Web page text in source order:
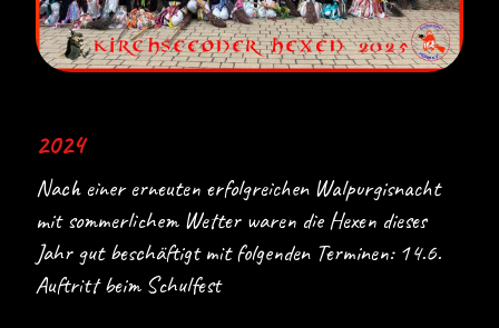
2024
Nach einer erneuten erfolgreichen Walpurgisnacht
mit sommerlichem Wetter waren die Hexen dieses
Jahr gut beschäftigt mit folgenden Terminen: 14.6.
Auftritt beim Schulfest